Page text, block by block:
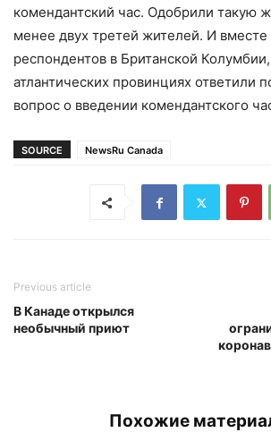
комендантский час. Одобрили такую
менее двух третей жителей. И вместе
респондентов в Британской
атлантических провинциях ответили
вопрос о введении комендантского
SOURCE NewsRu Canada
Previous article
В Канаде открылся
необычный приют
Похожие